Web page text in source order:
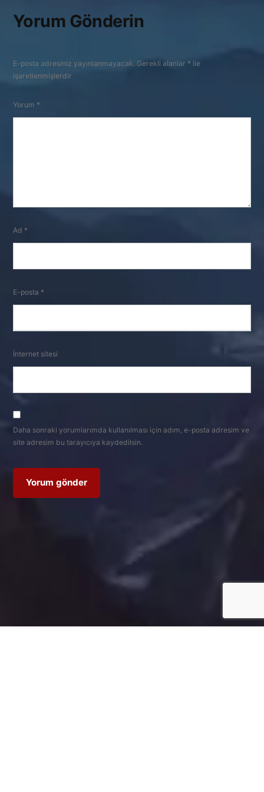
Yorum Gönderin
E-posta adresiniz yayınlanmayacak. Gerekli alanlar * ile
işaretlenmişlerdir
Yorum *
Ad *
E-posta *
İnternet sitesi
Daha sonraki yorumlarımda kullanılması için adım, e-posta adresim ve
site adresim bu tarayıcıya kaydedilsin.